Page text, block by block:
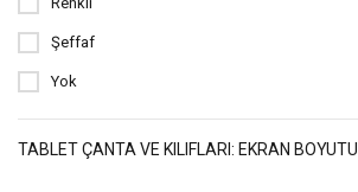
Şeffaf
Yok
TABLET ÇANTA VE KILIFLARI: EKRAN BOYUTU